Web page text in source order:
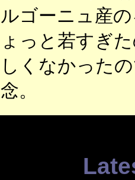
ルゴーニュ産
ょっと若すぎ
しくなかった
念。